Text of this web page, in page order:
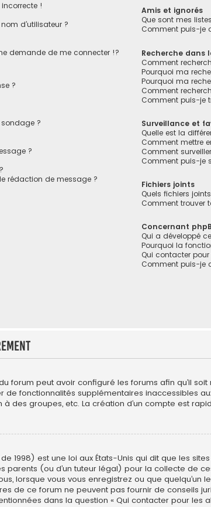
!
d’utilisateur ?
demande de me connecter !?
?
?
?
rédaction de message ?
Amis et ignorés
Que sont mes
Comment puis-je
Recherche dans
Comment
Pourquoi ma
Pourquoi ma
Comment
Comment puis-je
Surveillance et
Quelle est la
Comment mettre
Comment
Comment puis-je
Fichiers joints
Quels fichiers
Comment trouver
Concernant
Qui a développé
Pourquoi la
Qui contacter
Comment puis-je
forum peut avoir configuré les forums afin qu’il
de fonctionnalités supplémentaires inaccessibles
à des groupes, etc. La création d’un compte est
1998) est une loi aux États-Unis qui dit que les
parents (ou d’un tuteur légal) pour la collecte de
lorsque vous vous enregistrez ou que
de ce forum ne peuvent pas fournir de conseils
dans la question « Qui contacter pour les